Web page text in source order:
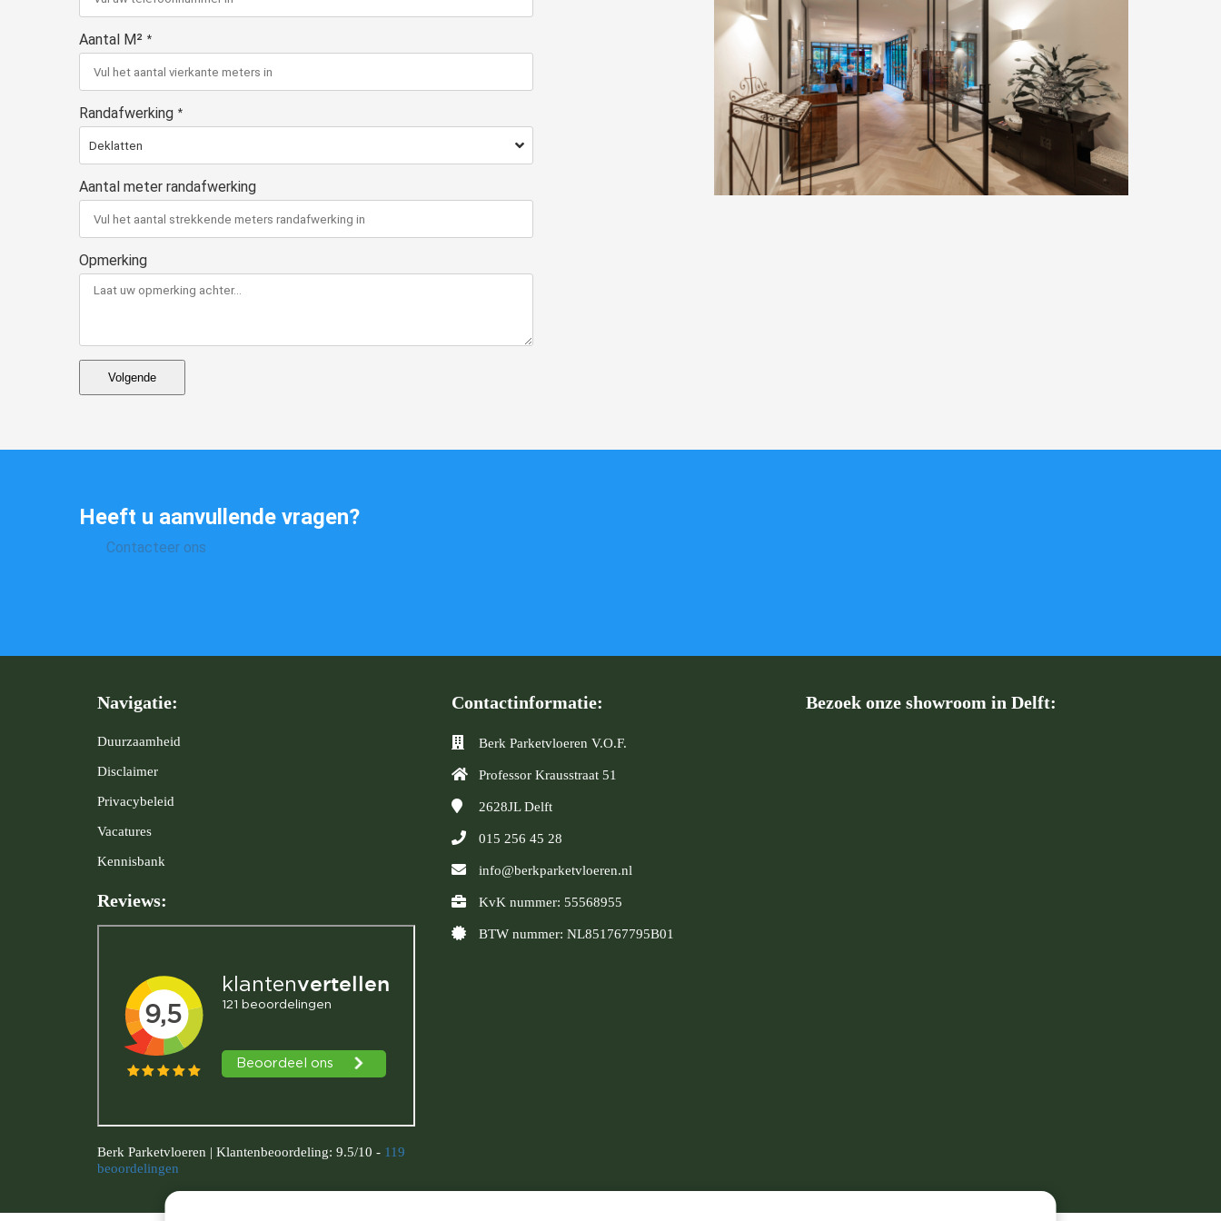
Aantal M² *
Randafwerking *
Aantal meter randafwerking
Opmerking
Volgende
Heeft u aanvullende vragen?
Contacteer ons
Navigatie:
Duurzaamheid
Disclaimer
Privacybeleid
Vacatures
Kennisbank
Reviews:
Berk Parketvloeren | Klantenbeoordeling: 9.5/10 - 119
beoordelingen
Contactinformatie:
Berk Parketvloeren V.O.F.
Professor Krausstraat 51
2628JLDelft
015 256 45 28
info@berkparketvloeren.nl
KvK nummer: 55568955
BTW nummer: NL851767795B01
Bezoek onze showroom in Delft:
opslaan